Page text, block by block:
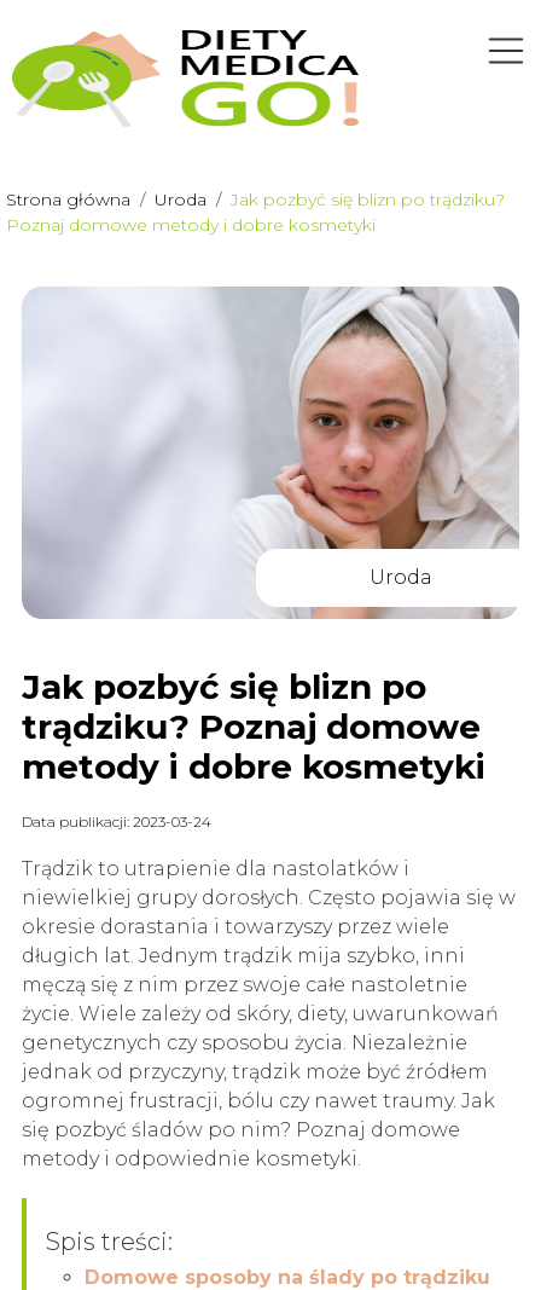
Strona główna / Uroda /Jak pozbyć się blizn po trądziku?
Poznaj domowe metody i dobre kosmetyki
Uroda
Jak pozbyć się blizn po
trądziku? Poznaj domowe
metody i dobre kosmetyki
Data publikacji: 2023-03-24
Trądzik to utrapienie dla nastolatków i
niewielkiej grupy dorosłych. Często pojawia się w
okresie dorastania i towarzyszy przez wiele
długich lat. Jednym trądzik mija szybko, inni
męczą się z nim przez swoje całe nastoletnie
życie. Wiele zależy od skóry, diety, uwarunkowań
genetycznych czy sposobu życia. Niezależnie
jednak od przyczyny, trądzik może być źródłem
ogromnej frustracji, bólu czy nawet traumy. Jak
się pozbyć śladów po nim? Poznaj domowe
metody i odpowiednie kosmetyki.
Spis treści:
Domowe sposoby na ślady po trądziku